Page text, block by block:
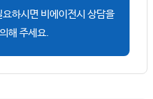
하시면 비에이전시 상담을
해 주세요.